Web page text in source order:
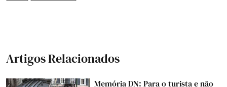
Artigos Relacionados
Memória DN: Para o turista e não